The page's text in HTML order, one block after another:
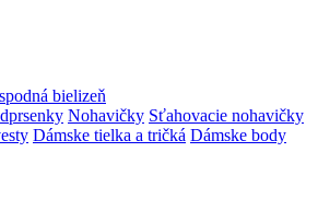
bielizeň
Nohavičky Sťahovacie nohavičky
Dámske tielka a tričká Dámske body